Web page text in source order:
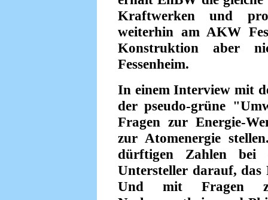
Kraftwerken und
weiterhin am AKW
Konstruktion aber
Fessenheim.
In einem Interview mit
der pseudo-grüne
Fragen zur Energie-
zur Atomenergie
dürftigen Zahlen bei
Untersteller darauf, das
Und mit Fragen